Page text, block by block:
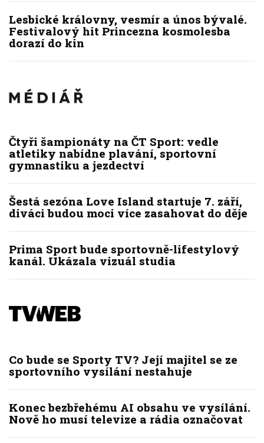
Lesbické královny, vesmír a únos bývalé.
Festivalový hit Princezna kosmolesba
dorazí do kin
Čtyři šampionáty na ČT Sport: vedle
atletiky nabídne plavání, sportovní
gymnastiku a jezdectví
Šestá sezóna Love Island startuje 7. září,
diváci budou moci více zasahovat do děje
Prima Sport bude sportovně-lifestylový
kanál. Ukázala vizuál studia
Co bude se Sporty TV? Její majitel se ze
sportovního vysílání nestahuje
Konec bezbřehému AI obsahu ve vysílání.
Nově ho musí televize a rádia označovat